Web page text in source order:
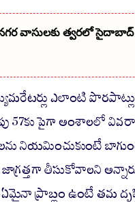
వాసులకు త్వరలో సైదాబాద్
ఎలాంటి
57కు పైగా అంశాలలో
నియమించుకుంటే
తీసుకోవాలని
ప్రాబ్లం ఉంటే తమ